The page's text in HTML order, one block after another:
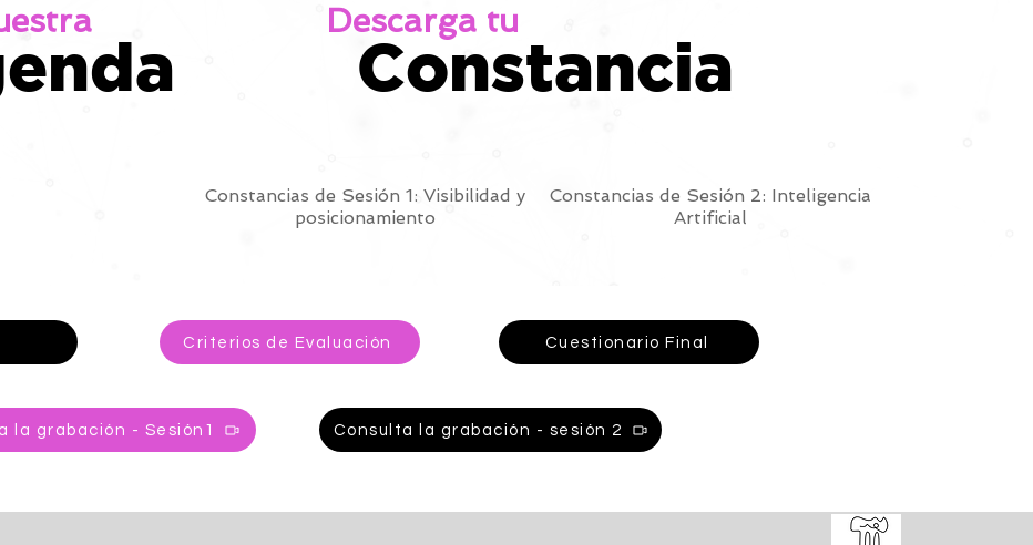
Constancia
Descarga tu
Constancias de Sesión 1: Visibilidad y
posicionamiento
Constancias de Sesión 2: Inteligencia
Artificial
Criterios de Evaluación Cuestionario Final
la grabación - Sesión1 Consulta la grabación - sesión 2